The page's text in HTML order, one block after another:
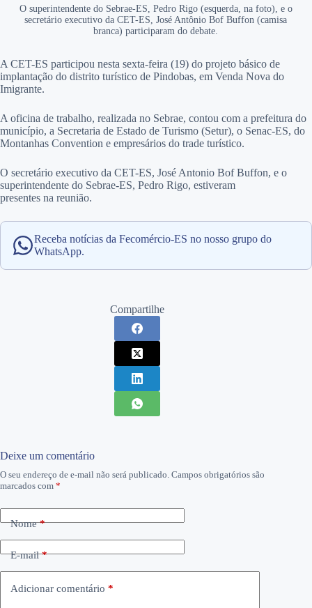
O superintendente do Sebrae-ES, Pedro Rigo (esquerda, na foto), e o
secretário executivo da CET-ES, José Antônio Bof Buffon (camisa
branca) participaram do debate.
A CET-ES participou nesta sexta-feira (19) do projeto básico de
implantação do distrito turístico de Pindobas, em Venda Nova do
Imigrante.
A oficina de trabalho, realizada no Sebrae, contou com a prefeitura do
município, a Secretaria de Estado de Turismo (Setur), o Senac-ES, do
Montanhas Convention e empresários do trade turístico.
O secretário executivo da CET-ES, José Antonio Bof Buffon, e o
superintendente do Sebrae-ES, Pedro Rigo, estiveram
presentes na reunião.
Receba notícias da Fecomércio-ES no nosso grupo do
WhatsApp.
Compartilhe
Deixe um comentário
O seu endereço de e-mail não será publicado. Campos obrigatórios são
marcados com *
Nome*
E-mail*
Adicionar comentário *